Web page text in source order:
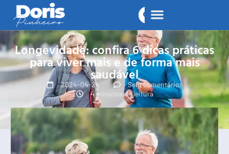
Longevidade: confira 6 dicas práticas
para viver mais e de forma mais
saudável
2024-04-24
Sem comentários
4 minutos de leitura